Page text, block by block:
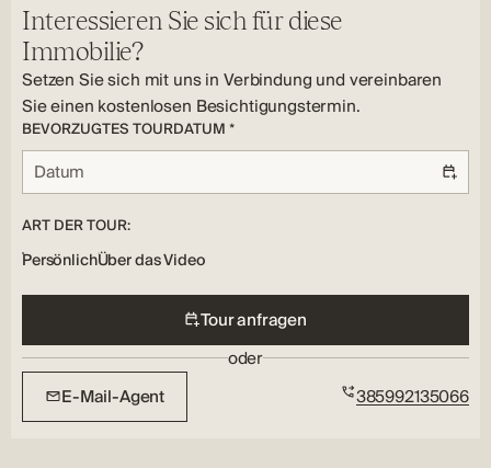
Interessieren Sie sich für diese
Immobilie?
Setzen Sie sich mit uns in Verbindung und vereinbaren
Sie einen kostenlosen Besichtigungstermin.
BEVORZUGTES TOURDATUM *
ART DER TOUR:
PersönlichÜber das Video
Tour anfragen
oder
E-Mail-Agent
385992135066